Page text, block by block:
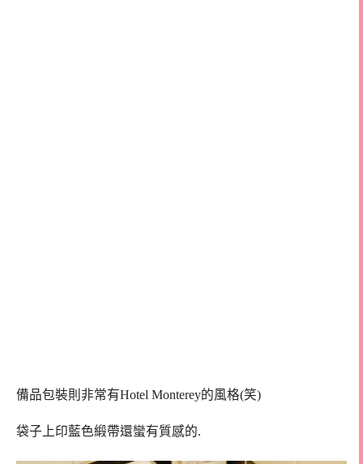
備品包裝則非常有Hotel Monterey的風格(笑)
袋子上印藍色緞帶還蠻有質感的.